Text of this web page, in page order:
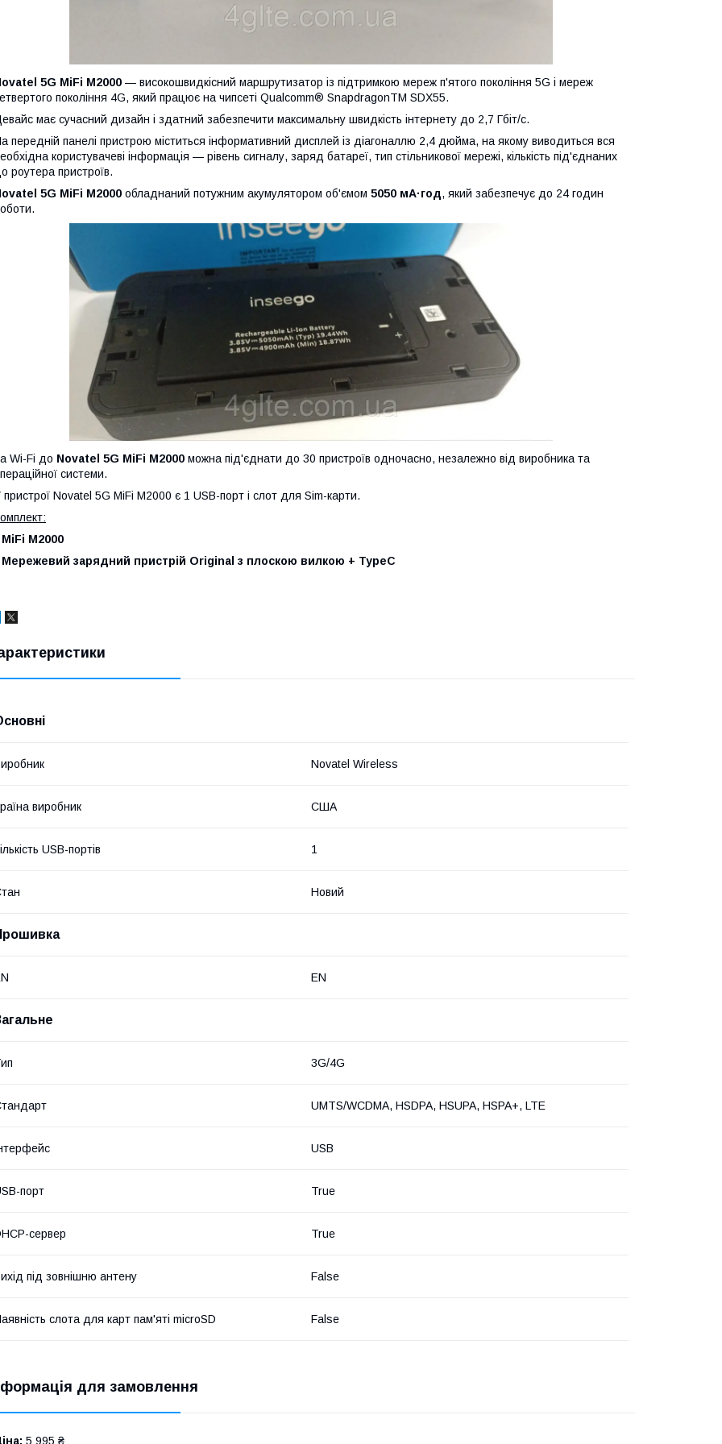
5G MiFi M2000 — високошвидкісний маршрутизатор із підтримкою мереж п'ятого покоління 5G і мереж
покоління 4G, який працює на чипсеті Qualcomm® SnapdragonTM SDX55.
має сучасний дизайн і здатний забезпечити максимальну швидкість інтернету до 2,7 Гбіт/с.
передній панелі пристрою міститься інформативний дисплей із діагоналлю 2,4 дюйма, на якому виводиться вся
користувачеві інформація — рівень сигналу, заряд батареї, тип стільникової мережі, кількість під'єднаних
роутера пристроїв.
5G MiFi M2000 обладнаний потужним акумулятором об'ємом 5050 мА·год, який забезпечує до 24 годин
Wi-Fi до Novatel 5G MiFi M2000 можна під'єднати до 30 пристроїв одночасно, незалежно від виробника та
системи.
пристрої Novatel 5G MiFi M2000 є 1 USB-порт і слот для Sim-карти.
M2000
Мережевий зарядний пристрій Original з плоскою вилкою + TypeC
Novatel Wireless
виробник США
USB-портів 1
Новий
EN
3G/4G
UMTS/WCDMA, HSDPA, HSUPA, HSPA+, LTE
USB
порт True
сервер True
під зовнішню антену False
слота для карт пам'яті microSD False
для замовлення
5 995 ₴